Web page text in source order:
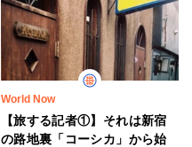
World Now
【旅する記者①】それは新宿
の路地裏「コーシカ」から始